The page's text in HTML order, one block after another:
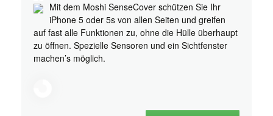
Mit dem Moshi SenseCover schützen Sie Ihr
iPhone 5 oder 5s von allen Seiten und greifen
auf fast alle Funktionen zu, ohne die Hülle überhaupt
zu öffnen. Spezielle Sensoren und ein Sichtfenster
machen’s möglich.